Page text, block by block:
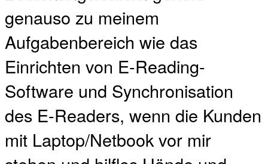
genauso zu meinem
Aufgabenbereich wie das
Einrichten von E-Reading-
Software und Synchronisation
des E-Readers, wenn die Kunden
mit Laptop/Netbook vor mir